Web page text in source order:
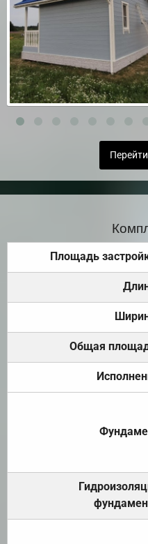
Площадь
Общая